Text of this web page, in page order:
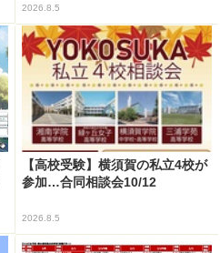
2026.8.5
【高校受験】横須賀の私立4校が
参加…合同相談会10/12
2026.8.5